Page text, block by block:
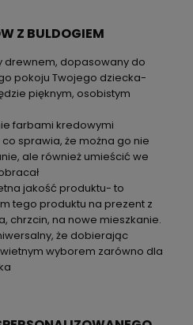
Z BULDOGIEM
drewnem, dopasowany do
pokoju Twojego dziecka-
pięknym, osobistym
farbami kredowymi
sprawia, że można go nie
ale również umieścić we
jakość produktu- to
tego produktu na prezent z
chrzcin, na nowe mieszkanie.
że dobierając
wyborem zarówno dla